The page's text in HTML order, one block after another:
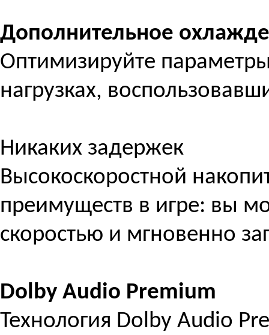
Дополнительное
Оптимизируйте
нагрузках,
Никаких задержек
Высокоскоростной
преимуществ в игре: вы
скоростью и мгновенно
Dolby Audio Premium
Технология Dolby Audio